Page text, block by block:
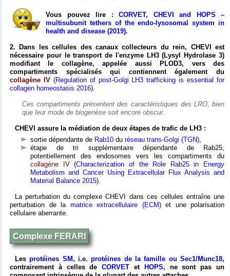
Vous pouvez lire : CORVET, CHEVI and HOPS –
multisubunit tethers of the endo-lysosomal system in
health and disease (2019).
2. Dans les cellules des canaux collecteurs du rein, CHEVI est
nécessaire pour le transport de l'enzyme LH3 (Lysyl Hydrolase 3)
modifiant le collagène, appelée aussi PLOD3, vers des
compartiments spécialisés qui contiennent également du
collagène IV (Regulation of post-Golgi LH3 trafficking is essential for
collagen homeostasis 2016).
Ces compartiments présentent des caractéristiques des LRO, bien
que leur mode de biogenèse soit encore obscur.
CHEVI assure la médiation de deux étapes de trafic de LH3 :
sortie dépendante de Rab10 du réseau trans-Golgi (TGN),
étape de tri supplémentaire dépendante de Rab25,
potentiellement des endosomes vers les compartiments du
collagène IV(Characterization of the Role Rab25 in Energy
Metabolism and Cancer Using Extracellular Flux Analysis and
Material Balance 2015).
La perturbation du complexe CHEVI dans ces cellules entraîne une
perturbation de la matrice extracellulaire (ECM)et une polarisation
cellulaire aberrante.
Complexe FERARI
Lesprotéines SM, i.e. protéines de la famille ou Sec1/Munc18,
contrairement à celles deCORVET et HOPS, ne sont pas un